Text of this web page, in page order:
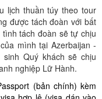
lịch thuần túy theo tour
được tách đoàn với bất
tách đoàn sẽ tự chịu
mình tại Azerbaijan -
Quý khách sẽ chịu
nghiệp Lữ Hành.
(bản chính) kèm